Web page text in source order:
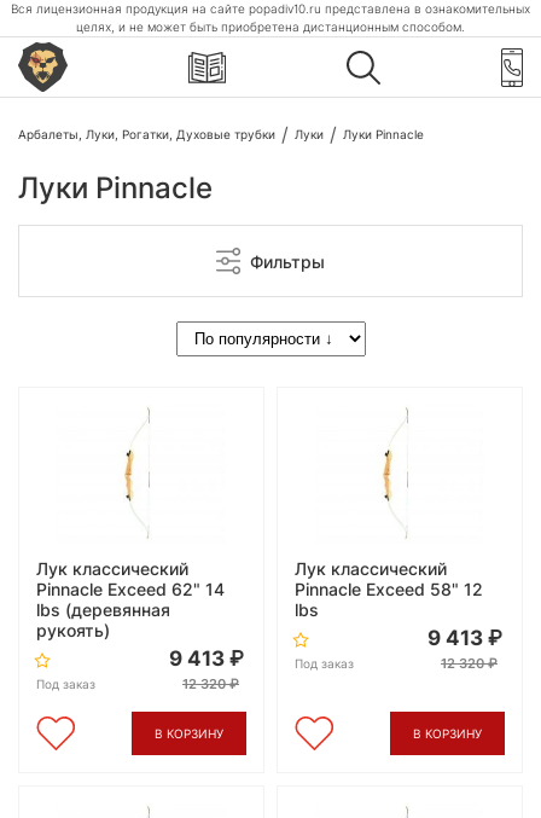
Вся лицензионная продукция на сайте popadiv10.ru представлена в ознакомительных
целях, и не может быть приобретена дистанционным способом.
Арбалеты, Луки, Рогатки, Духовые трубки Луки Луки Pinnacle
Луки Pinnacle
Фильтры
Лук классический
Pinnacle Exceed 62" 14
lbs (деревянная
рукоять)
Под заказ
9 413
12 320
В КОРЗИНУ
Лук классический
Pinnacle Exceed 58" 12
lbs
Под заказ
9 413
12 320
В КОРЗИНУ